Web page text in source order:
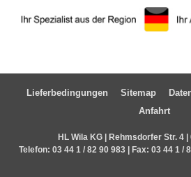
Lieferbedingungen Sitemap
Anfahrt
HL Wila KG | Rehmsdorfer Str. 4
Telefon: 03 44 1 / 82 90 983| Fax: 03 44 1 /